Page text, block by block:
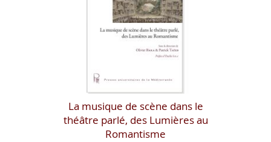
La musique de scène dans le
théâtre parlé, des Lumières au
Romantisme